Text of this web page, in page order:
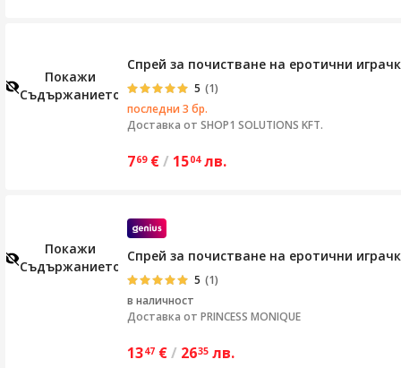
Покажи
Съдържанието
Спрей за почистване на еротични
5 (1)
последни 3 бр.
Доставка от SHOP1 SOLUTIONS KFT.
769 €/ 1504 лв.
Покажи
Съдържанието
Спрей за почистване на еротични
5 (1)
в наличност
Доставка от PRINCESS MONIQUE
1347 €/ 2635 лв.